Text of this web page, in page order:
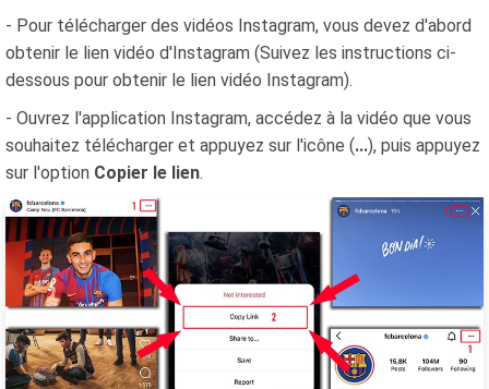
- Pour télécharger des vidéos Instagram, vous devez d'abord
obtenir le lien vidéo d'Instagram (Suivez les instructions ci-
dessous pour obtenir le lien vidéo Instagram).
- Ouvrez l'application Instagram, accédez à la vidéo que vous
souhaitez télécharger et appuyez sur l'icône (...), puis appuyez
sur l'option Copier le lien.